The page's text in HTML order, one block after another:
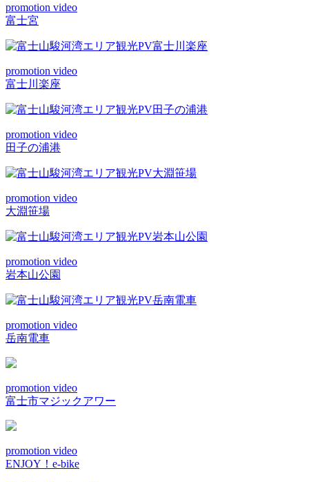
promotion video
富士宮
promotion video
富士川楽座
promotion video
田子の浦港
promotion video
大淵笹場
promotion video
岩本山公園
promotion video
岳南電車
promotion video
富士市マジックアワー
promotion video
ENJOY！e-bike